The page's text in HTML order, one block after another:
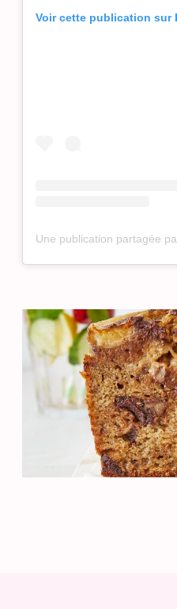
Voir cette publication sur
Une publication partagée